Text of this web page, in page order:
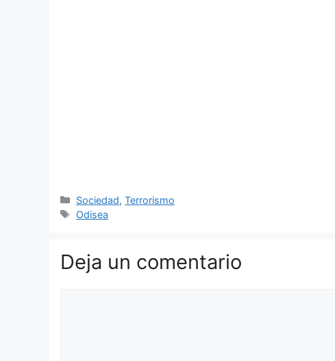
Categorías
Sociedad,Terrorismo
Etiquetas
Odisea
Deja un comentario